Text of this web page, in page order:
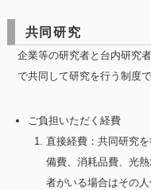
共同研究
企業等の研究者と台内研究
で共同して研究を行う制度で
ご負担いただく経費
直接経費：共同研究
備費、消耗品費、光
者がいる場合はその